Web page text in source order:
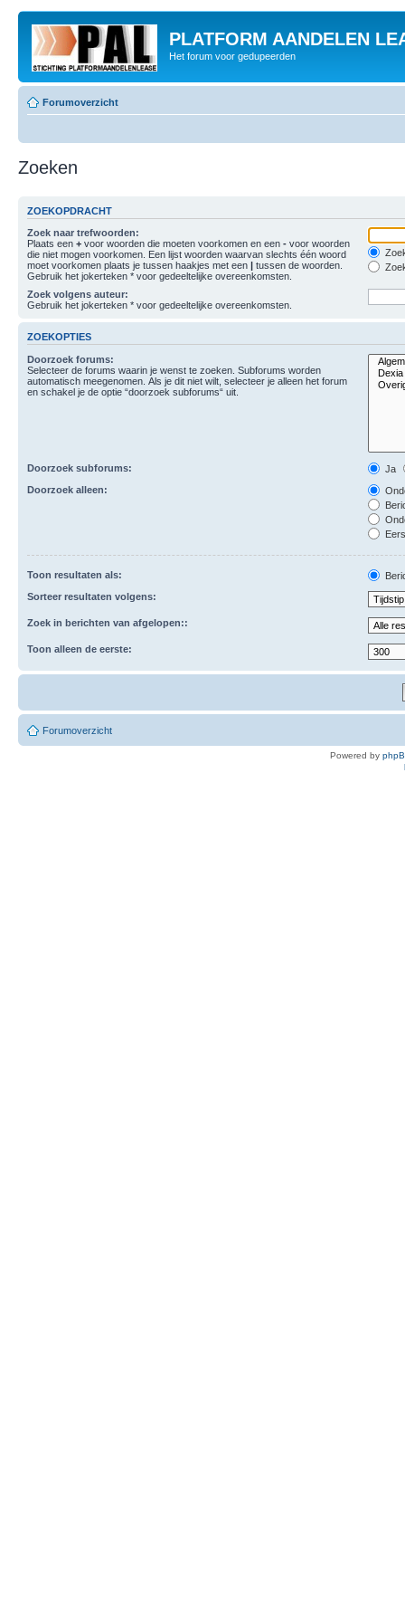
PLATFORM AANDELEN
Het forum voor gedupeerden
Forumoverzicht
Zoeken
ZOEKOPDRACHT
Zoek naar trefwoorden:
Plaats een + voor woorden die moeten voorkomen en een - voor woorden
die niet mogen voorkomen. Een lijst woorden waarvan slechts één woord
moet voorkomen plaats je tussen haakjes met een | tussen de woorden.
Gebruik het jokerteken * voor gedeeltelijke overeenkomsten.
Zoek volgens auteur:
Gebruik het jokerteken * voor gedeeltelijke overeenkomsten.
ZOEKOPTIES
Doorzoek forums:
Selecteer de forums waarin je wenst te zoeken. Subforums worden
automatisch meegenomen. Als je dit niet wilt, selecteer je alleen het forum
en schakel je de optie “doorzoek subforums“ uit.
Doorzoek subforums:
Ja
Doorzoek alleen:
Toon resultaten als:
Sorteer resultaten volgens:
Zoek in berichten van afgelopen::
Toon alleen de eerste:
Forumoverzicht
Powered by